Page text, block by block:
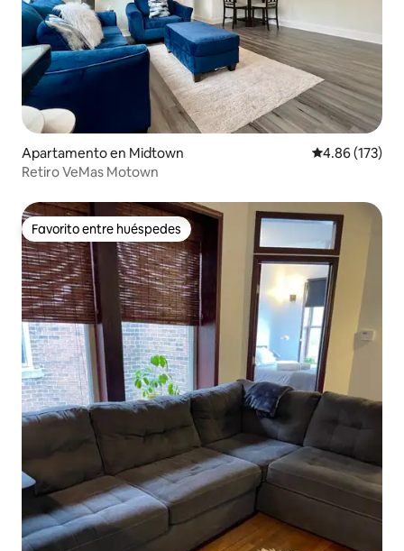
Apartamento en Midtown Calificación
4.86 (173)
Retiro VeMas Motown
Favorito entre huéspedes
Favorito entre huéspedes